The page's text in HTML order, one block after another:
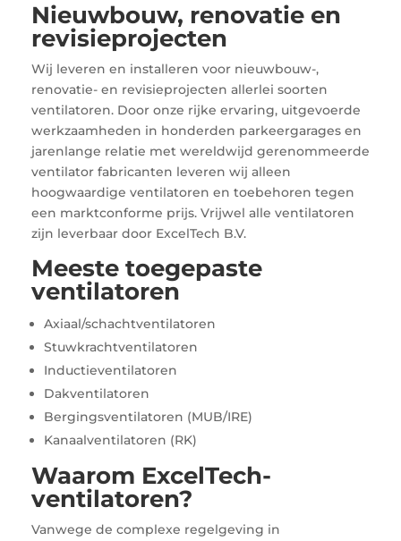
Nieuwbouw, renovatie en
revisieprojecten
Wij leveren en installeren voor nieuwbouw-,
renovatie- en revisieprojecten allerlei soorten
ventilatoren. Door onze rijke ervaring, uitgevoerde
werkzaamheden in honderden parkeergarages en
jarenlange relatie met wereldwijd gerenommeerde
ventilator fabricanten leveren wij alleen
hoogwaardige ventilatoren en toebehoren tegen
een marktconforme prijs. Vrijwel alle ventilatoren
zijn leverbaar door ExcelTech B.V.
Meeste toegepaste
ventilatoren
Axiaal/schachtventilatoren
Stuwkrachtventilatoren
Inductieventilatoren
Dakventilatoren
Bergingsventilatoren (MUB/IRE)
Kanaalventilatoren (RK)
Waarom ExcelTech-
ventilatoren?
Vanwege de complexe regelgeving in